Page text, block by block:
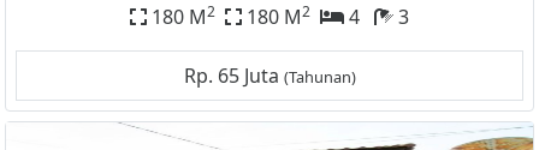
180 M2 180 M2 4 3
Rp. 65 Juta (Tahunan)